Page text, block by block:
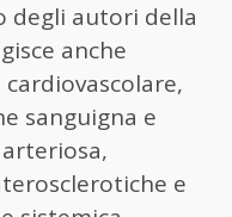
degli autori della
anche
sanguigna e
e